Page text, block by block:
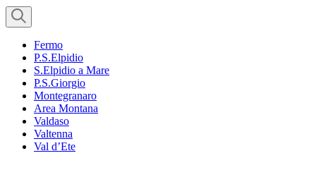
Fermo
P.S.Elpidio
S.Elpidio a Mare
P.S.Giorgio
Montegranaro
Area Montana
Valdaso
Valtenna
Val d’Ete